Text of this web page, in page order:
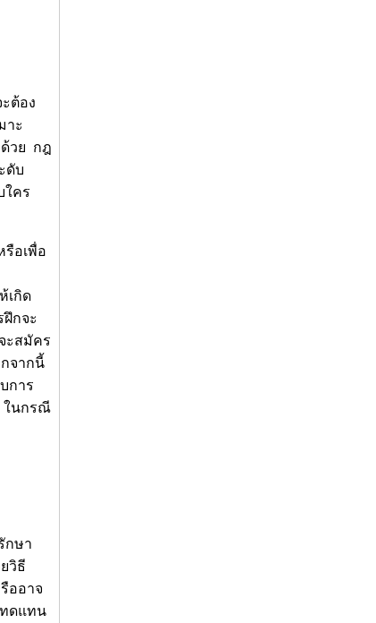
ต้อง
าะ
ด้วย กฎ
ดับ
ใคร
อเพื่อ
เกิด
กจะ
ะสมัคร
จากนี้
การ
ในกรณี
กษา
วิธี
ออาจ
ดแทน